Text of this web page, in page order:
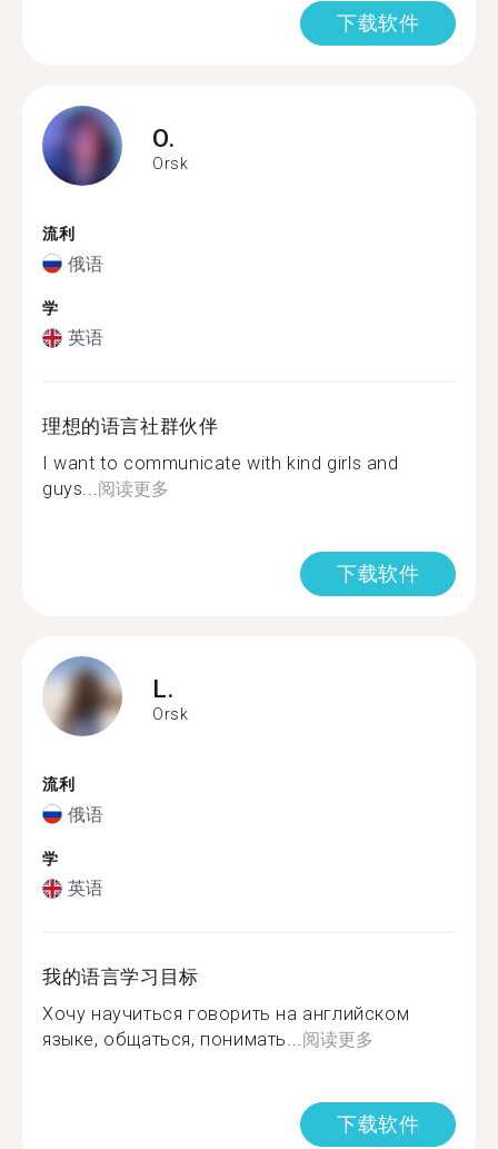
下载软件
O.
Orsk
流利
俄语
学
英语
理想的语言社群伙伴
I want to communicate with kind girls and
guys...阅读更多
下载软件
L.
Orsk
流利
俄语
学
英语
我的语言学习目标
Хочу научиться говорить на английском
языке, общаться, понимать...阅读更多
下载软件